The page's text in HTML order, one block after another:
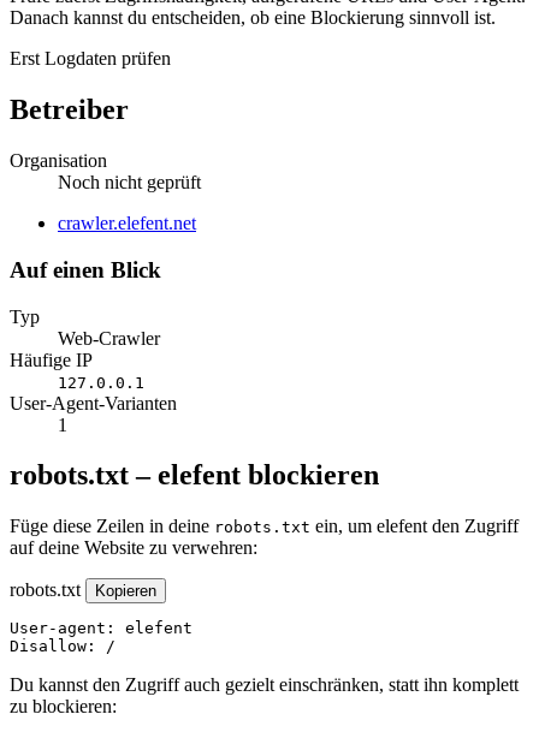
Danach kannst du entscheiden, ob eine Blockierung sinnvoll ist.
Erst Logdaten prüfen
Betreiber
Organisation
Noch nicht geprüft
Website
crawler.elefent.net
Auf einen Blick
Typ
Web-Crawler
Häufige IP
127.0.0.1
User-Agent-Varianten
1
robots.txt – elefent blockieren
Füge diese Zeilen in deine robots.txt ein, um elefent den Zugriff
auf deine Website zu verwehren:
robots.txt Kopieren
User-agent: elefent
Disallow: /
Du kannst den Zugriff auch gezielt einschränken, statt ihn komplett
zu blockieren: